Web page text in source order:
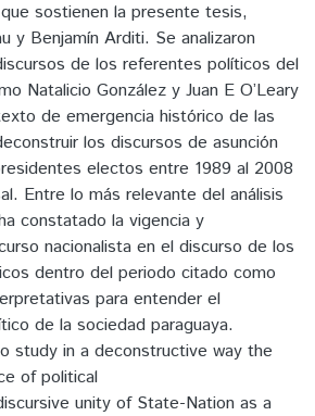
sostienen la presente tesis,
y Benjamín Arditi. Se analizaron
de los referentes políticos del
Natalicio González y Juan E O’Leary
de emergencia histórico de las
los discursos de asunción
electos entre 1989 al 2008
Entre lo más relevante del análisis
constatado la vigencia y
nacionalista en el discurso de los
dentro del periodo citado como
para entender el
de la sociedad paraguaya.
study in a deconstructive way the
of political
unity of State-Nation as a